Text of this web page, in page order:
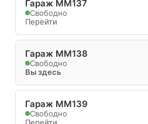
Гараж ММ137
Свободно
Перейти
Гараж ММ138
Свободно
Вы здесь
Гараж ММ139
Свободно
Перейти